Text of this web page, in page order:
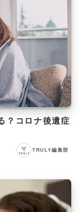
？コロナ後遺症
TRULY編集部